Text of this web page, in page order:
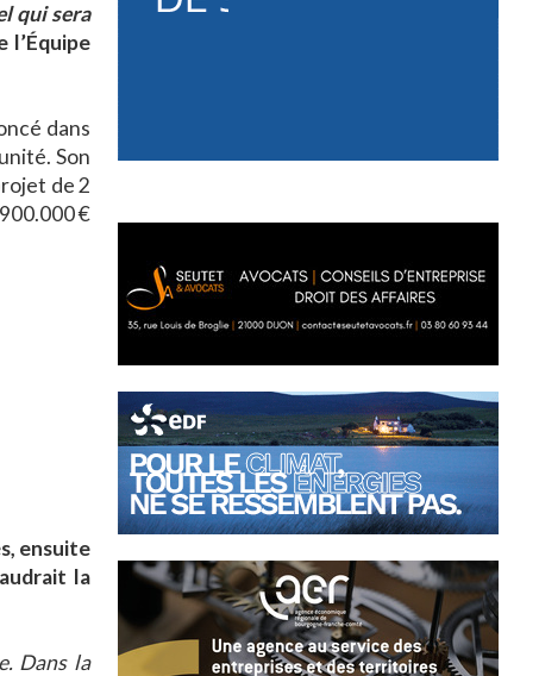
qui sera
l’Équipe
dans
Son
de 2
€
ensuite
la
Dans la